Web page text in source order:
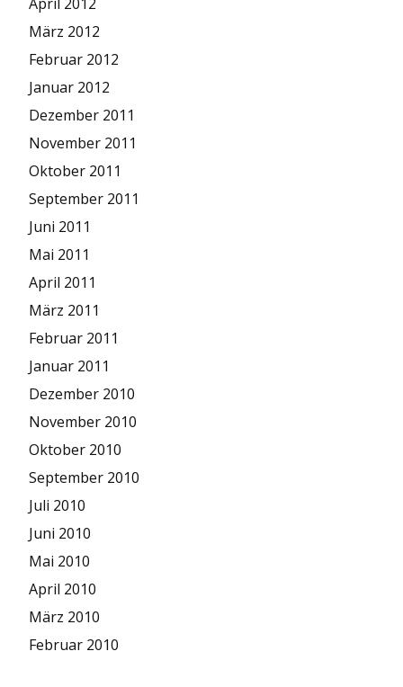
März 2012
Februar 2012
Januar 2012
Dezember 2011
November 2011
Oktober 2011
September 2011
Juni 2011
Mai 2011
April 2011
März 2011
Februar 2011
Januar 2011
Dezember 2010
November 2010
Oktober 2010
September 2010
Juli 2010
Juni 2010
Mai 2010
April 2010
März 2010
Februar 2010